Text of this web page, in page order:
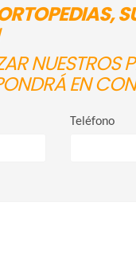
NUESTROS
EN
Teléfono